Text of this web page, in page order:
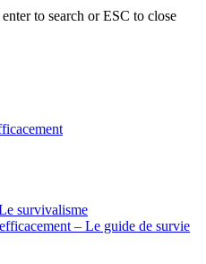
to search or ESC to close
survivalisme
– Le guide de survie